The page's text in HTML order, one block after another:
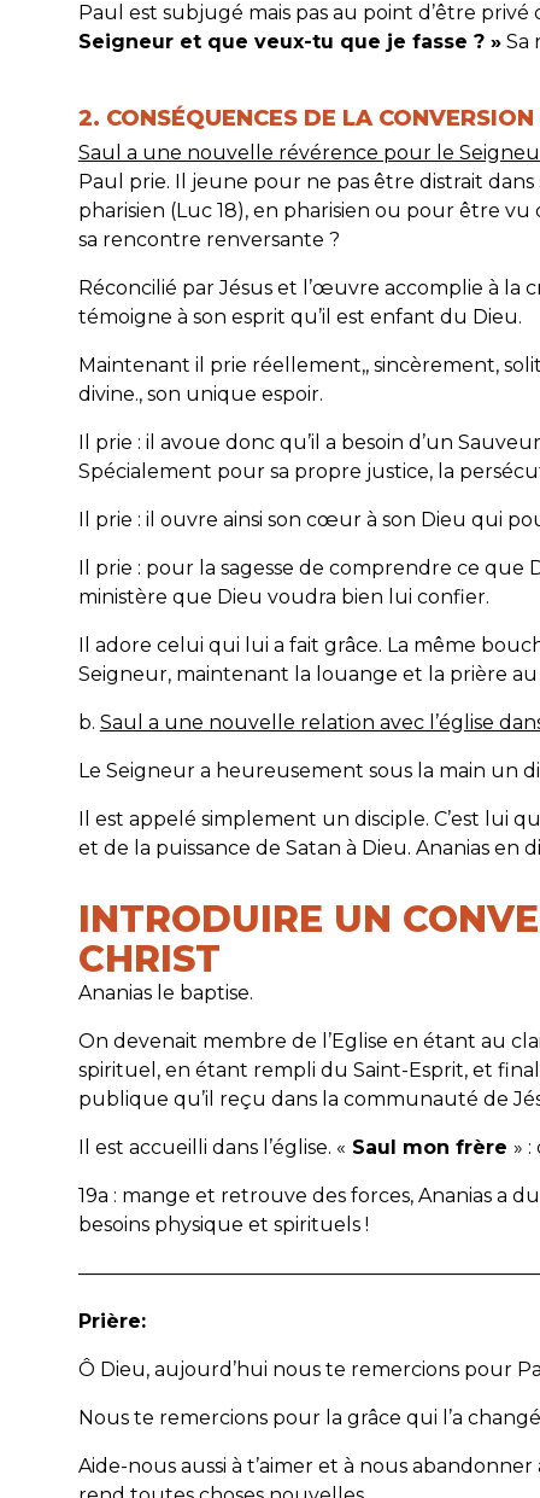
Paul est subjugé mais pas au point d’être
Seigneur et que veux-tu que je fasse ? »Sa
2. CONSÉQUENCES DE LA
Saul a une nouvelle révérence pour le Seigneur
Paul prie. Il jeune pour ne pas être distrait
pharisien (Luc 18), en pharisien ou pour être
sa rencontre renversante ?
Réconcilié par Jésus et l’œuvre accomplie à la
témoigne à son esprit qu’il est enfant du Dieu.
Maintenant il prie réellement,, sincèrement,
divine., son unique espoir.
Il prie : il avoue donc qu’il a besoin d’un
Spécialement pour sa propre justice, la
Il prie : il ouvre ainsi son cœur à son Dieu qui
Il prie : pour la sagesse de comprendre ce
ministère que Dieu voudra bien lui confier.
Il adore celui qui lui a fait grâce. La même
Seigneur, maintenant la louange et la prière
b. Saul a une nouvelle relation avec l’église
Le Seigneur a heureusement sous la main un
Il est appelé simplement un disciple. C’est lui
et de la puissance de Satan à Dieu. Ananias
INTRODUIRE UN
CHRIST
Ananias le baptise.
On devenait membre de l’Eglise en étant au
spirituel, en étant rempli du Saint-Esprit, et
publique qu’il reçu dans la communauté de
Il est accueilli dans l’église. « Saul mon frère »
19a : mange et retrouve des forces, Ananias a
besoins physique et spirituels !
Prière:
Ô Dieu, aujourd’hui nous te remercions pour
Nous te remercions pour la grâce qui l’a
Aide-nous aussi à t’aimer et à nous